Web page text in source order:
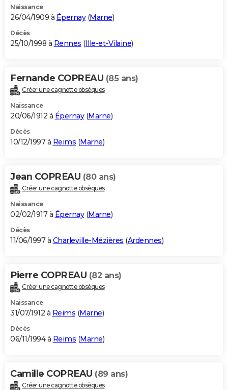
Naissance
26/04/1909 à Épernay(Marne)
Décès
25/10/1998 à Rennes (Ille-et-Vilaine)
Fernande COPREAU (85 ans)
Créer une cagnotte obsèques
Naissance
20/06/1912 à Épernay(Marne)
Décès
10/12/1997 à Reims (Marne)
Jean COPREAU (80 ans)
Créer une cagnotte obsèques
Naissance
02/02/1917 à Épernay(Marne)
Décès
11/06/1997 à Charleville-Mézières (Ardennes)
Pierre COPREAU (82 ans)
Créer une cagnotte obsèques
Naissance
31/07/1912 à Reims (Marne)
Décès
06/11/1994 à Reims (Marne)
Camille COPREAU (89 ans)
Créer une cagnotte obsèques